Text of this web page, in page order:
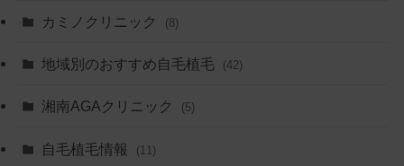
カミノクリニック (8)
地域別のおすすめ自毛植毛 (42)
湘南AGAクリニック (5)
自毛植毛情報 (11)